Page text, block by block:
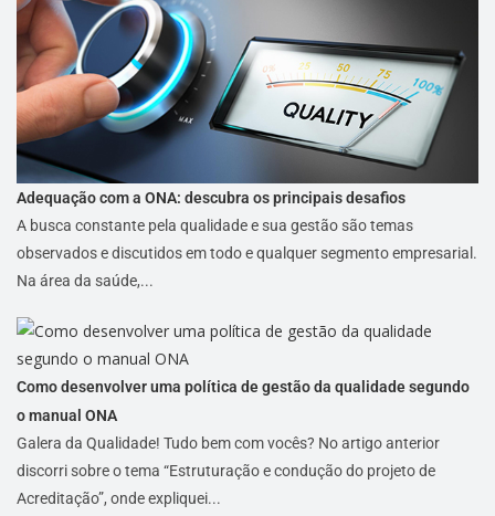
Adequação com a ONA: descubra os principais desafios
A busca constante pela qualidade e sua gestão são temas
observados e discutidos em todo e qualquer segmento empresarial.
Na área da saúde,...
Como desenvolver uma política de gestão da qualidade segundo
o manual ONA
Galera da Qualidade! Tudo bem com vocês? No artigo anterior
discorri sobre o tema “Estruturação e condução do projeto de
Acreditação”, onde expliquei...